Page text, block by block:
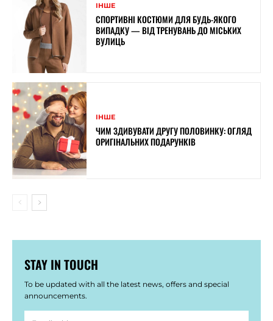
ІНШЕ
СПОРТИВНІ КОСТЮМИ ДЛЯ БУДЬ-ЯКОГО
ВИПАДКУ — ВІД ТРЕНУВАНЬ ДО МІСЬКИХ
ВУЛИЦЬ
ІНШЕ
ЧИМ ЗДИВУВАТИ ДРУГУ ПОЛОВИНКУ: ОГЛЯД
ОРИГІНАЛЬНИХ ПОДАРУНКІВ
STAY IN TOUCH
To be updated with all the latest news, offers and special
announcements.